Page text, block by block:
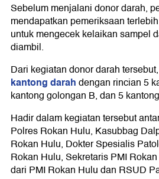
Sebelum menjalani donor darah,
mendapatkan pemeriksaan
untuk mengecek kelaikan sampel
diambil.
Dari kegiatan donor darah
kantong darahdengan rincian 5
kantong golongan B, dan 5
Hadir dalam kegiatan tersebut
Polres Rokan Hulu, Kasubbag
Rokan Hulu, Dokter Spesialis
Rokan Hulu, Sekretaris PMI
dari PMI Rokan Hulu dan RSUD